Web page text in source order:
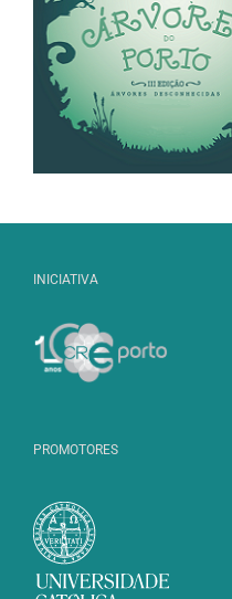
INICIATIVA
PROMOTORES